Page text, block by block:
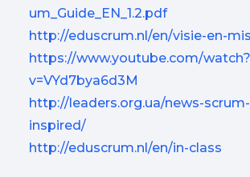
um_Guide_EN_1.2.pdf
http://eduscrum.nl/en/visie-en-
https://www.youtube.com/watch?
v=VYd7bya6d3M
http://leaders.org.ua/news-
inspired/
http://eduscrum.nl/en/in-class